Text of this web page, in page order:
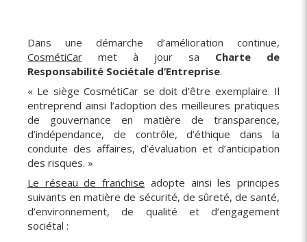
Dans une démarche d’amélioration continue,
CosmétiCar met à jour sa Charte de
Responsabilité Sociétale d’Entreprise.
« Le siège CosmétiCar se doit d’être exemplaire. Il
entreprend ainsi l’adoption des meilleures pratiques
de gouvernance en matière de transparence,
d’indépendance, de contrôle, d’éthique dans la
conduite des affaires, d’évaluation et d’anticipation
des risques. »
Le réseau de franchise adopte ainsi les principes
suivants en matière de sécurité, de sûreté, de santé,
d’environnement, de qualité et d’engagement
sociétal :